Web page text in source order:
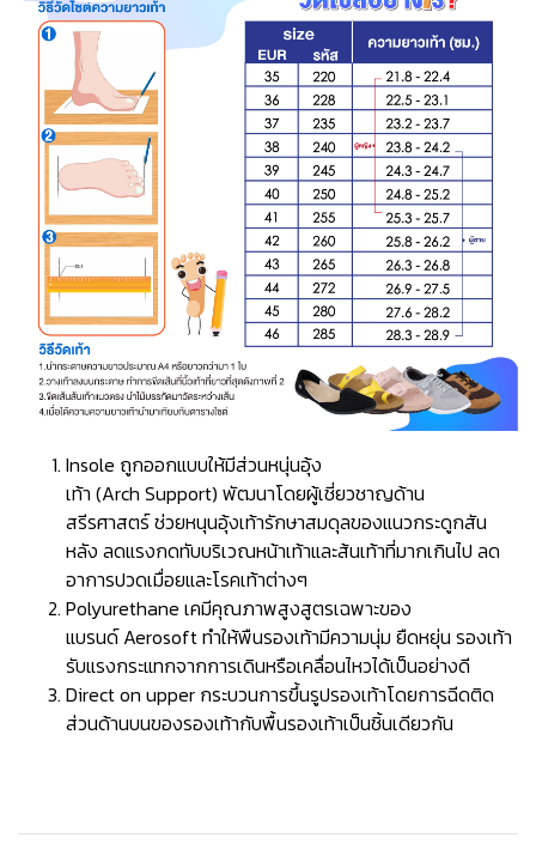
Insole ถูกออกแบบให้มีส่วนหนุ่นอุ้ง
เท้า (Arch Support) พัฒนาโดยผู้เชี่ยวชาญด้าน
สรีรศาสตร์ ช่วยหนุนอุ้งเท้ารักษาสมดุลของแนวกระดูกสัน
หลัง ลดแรงกดทับบริเวณหน้าเท้าและส้นเท้าที่มากเกินไป ลด
อาการปวดเมื่อยและโรคเท้าต่างๆ
Polyurethane เคมีคุณภาพสูงสูตรเฉพาะของ
แบรนด์ Aerosoft ทำให้พืนรองเท้ามีความนุ่ม ยืดหยุ่น รองเท้า
รับแรงกระแทกจากการเดินหรือเคลื่อนไหวได้เป็นอย่างดี
Direct on upper กระบวนการขึ้นรูปรองเท้าโดยการฉีดติด
ส่วนด้านบนของรองเท้ากับพื้นรองเท้าเป็นชิ้นเดียวกัน